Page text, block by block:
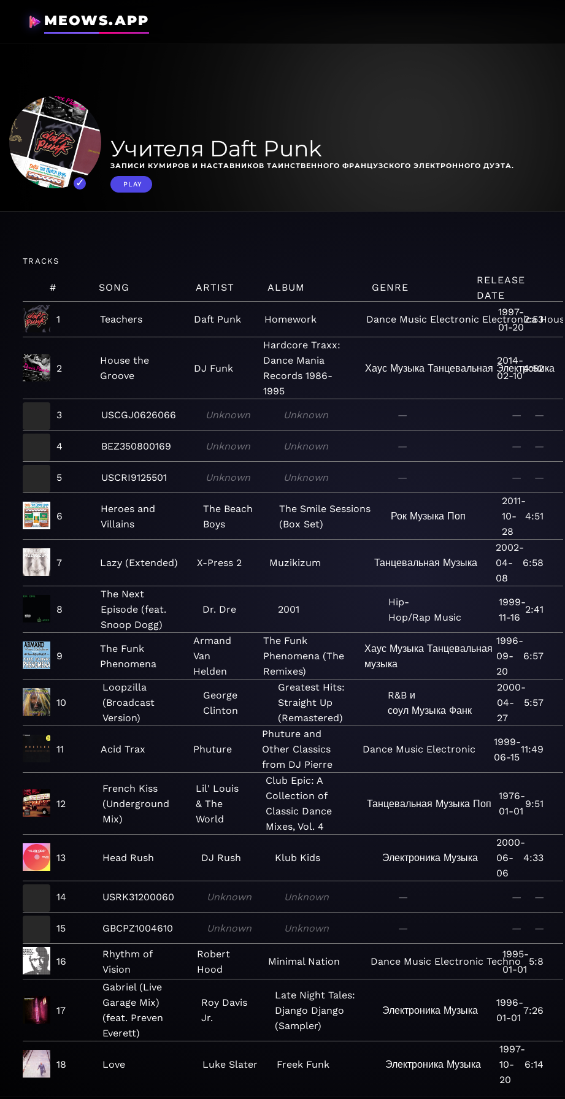
MEOWS.APP
Учителя Daft Punk
ЗАПИСИ КУМИРОВ И НАСТАВНИКОВ ТАИНСТВЕННОГО ФРАНЦУЗСКОГО ЭЛЕКТРОННОГО ДУЭТА.
PLAY
TRACKS
# SONG ARTIST ALBUM GENRE
RELEASE
DATE
1 Teachers Daft Punk Homework Dance Music Electronic Electronica House
1997-
01-20
2:53
2
House the
Groove
DJ Funk
Hardcore Traxx:
Dance Mania
Records 1986-
1995
Хаус Музыка Танцевальная Электроника
2014-
02-10
4:52
3 USCGJ0626066 Unknown Unknown — — —
4 BEZ350800169 Unknown Unknown — — —
5 USCRI9125501 Unknown Unknown — — —
6
Heroes and
Villains
The Beach
Boys
The Smile Sessions
(Box Set)
Рок Музыка Поп
2011-
10-
28
4:51
7 Lazy (Extended) X-Press 2 Muzikizum Танцевальная Музыка
2002-
04-
08
6:58
8
The Next
Episode (feat.
Snoop Dogg)
Dr. Dre 2001
Hip-
Hop/Rap Music
1999-
11-16
2:41
9
The Funk
Phenomena
Armand
Van
Helden
The Funk
Phenomena (The
Remixes)
Хаус Музыка Танцевальная
музыка
1996-
09-
20
6:57
10
Loopzilla
(Broadcast
Version)
George
Clinton
Greatest Hits:
Straight Up
(Remastered)
R&B и
соул Музыка Фанк
2000-
04-
27
5:57
11 Acid Trax Phuture
Phuture and
Other Classics
from DJ Pierre
Dance Music Electronic
1999-
06-15
11:49
12
French Kiss
(Underground
Mix)
Lil' Louis
& The
World
Club Epic: A
Collection of
Classic Dance
Mixes, Vol. 4
Танцевальная Музыка Поп
1976-
01-01
9:51
13 Head Rush DJ Rush Klub Kids Электроника Музыка
2000-
06-
06
4:33
14 USRK31200060 Unknown Unknown — — —
15 GBCPZ1004610 Unknown Unknown — — —
16
Rhythm of
Vision
Robert
Hood
Minimal Nation Dance Music Electronic Techno
1995-
01-01
5:8
17
Gabriel (Live
Garage Mix)
(feat. Preven
Everett)
Roy Davis
Jr.
Late Night Tales:
Django Django
(Sampler)
Электроника Музыка
1996-
01-01
7:26
18 Love Luke Slater Freek Funk Электроника Музыка
1997-
10-
20
6:14